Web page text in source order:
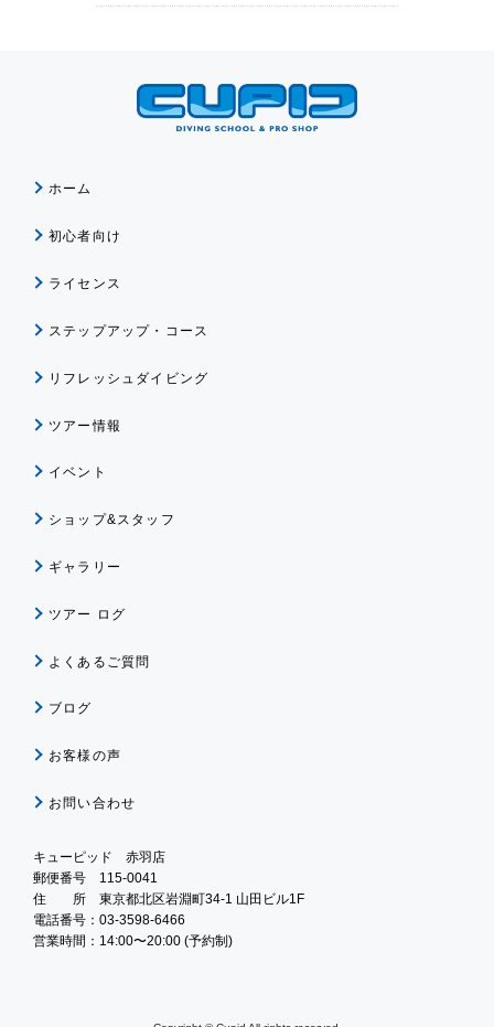
ホーム
初心者向け
ライセンス
ステップアップ・コース
リフレッシュダイビング
ツアー情報
イベント
ショップ&スタッフ
ギャラリー
ツアー ログ
よくあるご質問
ブログ
お客様の声
お問い合わせ
キューピッド 赤羽店
郵便番号 115-0041
住 所 東京都北区岩淵町34-1 山田ビル1F
電話番号：03-3598-6466
営業時間：14:00〜20:00 (予約制)